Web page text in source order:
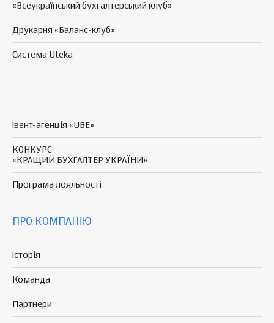
«Всеукраїнський бухгалтерський клуб»
Друкарня «Баланс-клуб»
Система Uteka
Івент-агенція «UBE»
КОНКУРС
«КРАЩИЙ БУХГАЛТЕР УКРАЇНИ»
Програма лояльності
ПРО КОМПАНІЮ
Історія
Команда
Партнери